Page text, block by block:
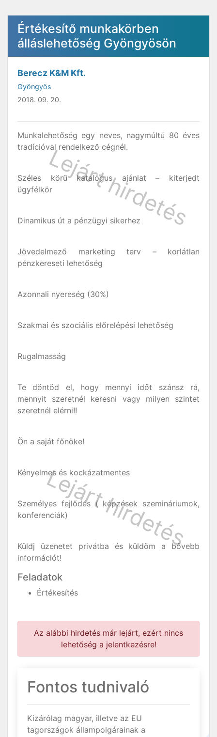
Értékesítő munkakörben
álláslehetőség Gyöngyösön
Berecz K&M Kft.
Gyöngyös
2018. 09. 20.
Munkalehetőség egy neves, nagymúltú 80 éves
tradícióval rendelkező cégnél.
Széles körű katalógus ajánlat – kiterjedt
ügyfélkör
Dinamikus út a pénzügyi sikerhez
Jövedelmező marketing terv – korlátlan
pénzkereseti lehetőség
Azonnali nyereség (30%)
Szakmai és szociális előrelépési lehetőség
Rugalmasság
Te döntöd el, hogy mennyi időt szánsz rá,
mennyit szeretnél keresni vagy milyen szintet
szeretnél elérni!!
Ön a saját főnöke!
Kényelmes és kockázatmentes
Személyes fejlődés ( képzések szemináriumok,
konferenciák)
Küldj üzenetet privátba és küldöm a bővebb
információt!
Feladatok
Értékesítés
Az alábbi hirdetés már lejárt, ezért nincs
lehetőség a jelentkezésre!
Fontos tudnivaló
Kizárólag magyar, illetve az EU
tagországok állampolgárainak a